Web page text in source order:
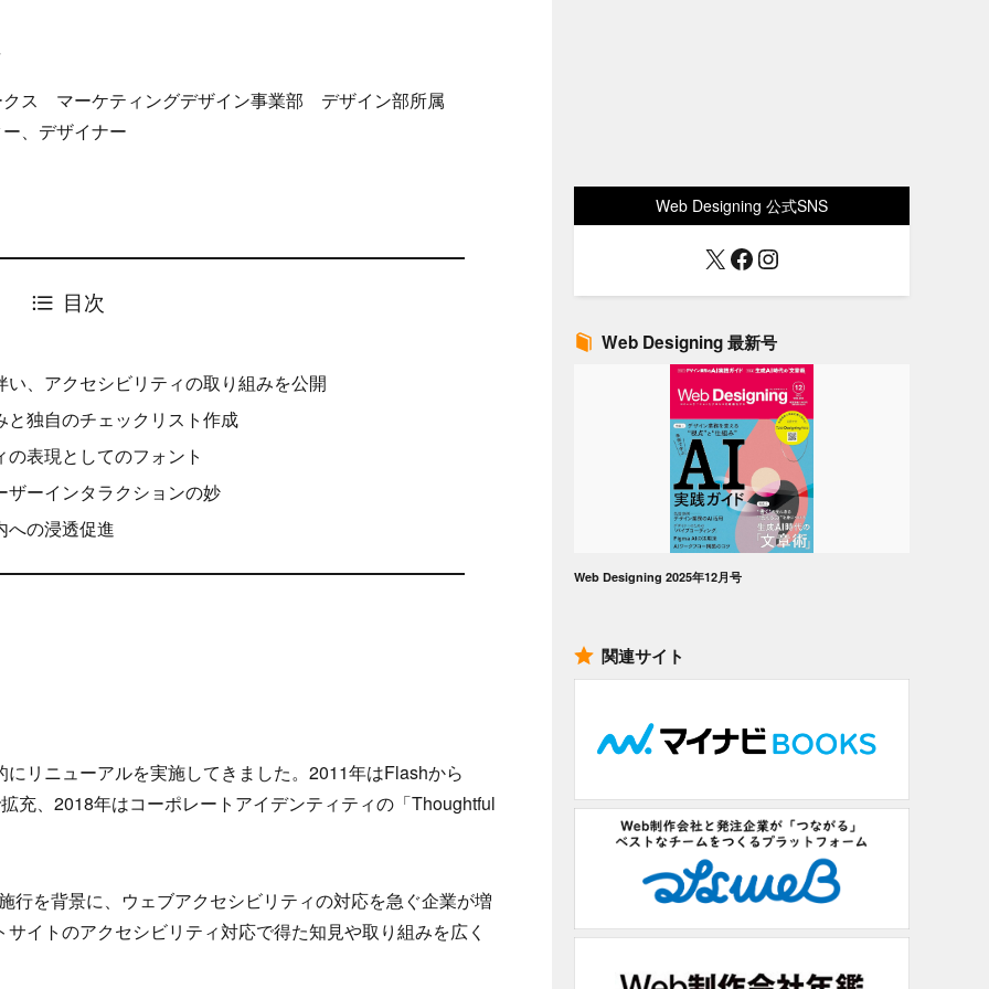
クス マーケティングデザイン事業部 デザイン部所属
、デザイナー
目次
、アクセシビリティの取り組みを公開
独自のチェックリスト作成
表現としてのフォント
ーインタラクションの妙
の浸透促進
リニューアルを実施してきました。2011年はFlashから
充、2018年はコーポレートアイデンティティの「Thoughtful
行を背景に、ウェブアクセシビリティの対応を急ぐ企業が増
イトのアクセシビリティ対応で得た知見や取り組みを広く
Web Designing 公式SNS
X Facebook
Instagram
Web Designing 最新号
Web Designing 2025年12月号
関連サイト